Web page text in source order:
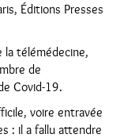
Éditions Presses
la télémédecine,
de
Covid-19.
voire entravée
: il a fallu attendre